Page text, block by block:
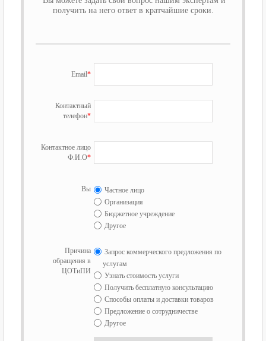
получить на него ответ в кратчайшие сроки.
Email*
Контактный
телефон*
Контактное лицо
Ф.И.О*
Вы
Частное лицо
Организация
Бюджетное учреждение
Другое
Причина
обращения в
ЦОТиПИ
Запрос коммерческого предложения по
услугам
Узнать стоимость услуги
Получить бесплатную консультацию
Способы оплаты и доставки товаров
Предложение о сотрудничестве
Другое